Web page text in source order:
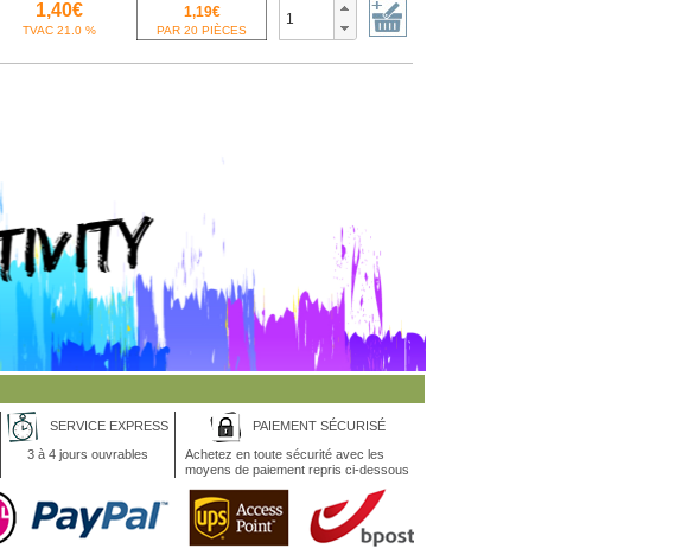
SERVICE EXPRESS
3 à 4 jours ouvrables
PAIEMENT SÉCURISÉ
Achetez en toute sécurité avec les
moyens de paiement repris ci-dessous